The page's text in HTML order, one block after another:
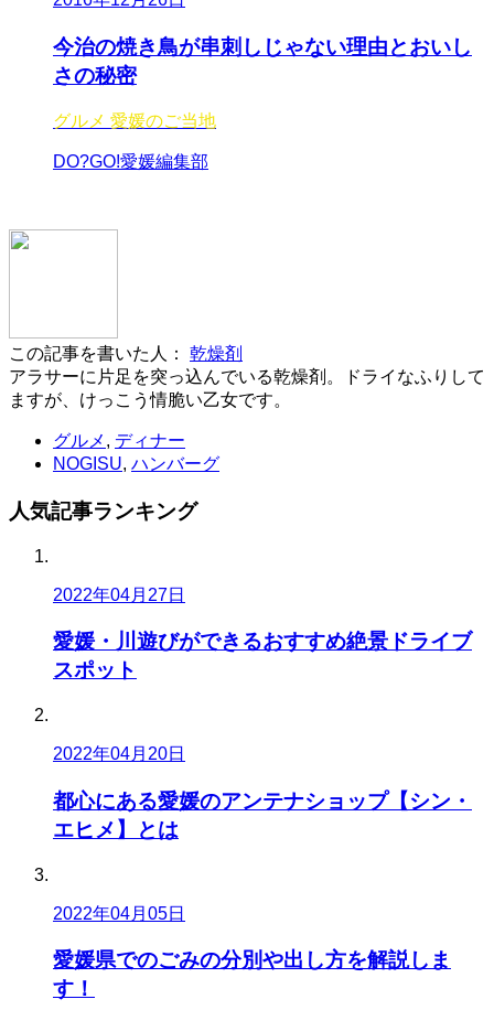
今治の焼き鳥が串刺しじゃない理由とおいし
さの秘密
グルメ 愛媛のご当地
DO?GO!愛媛編集部
この記事を書いた人：
乾燥剤
アラサーに片足を突っ込んでいる乾燥剤。ドライなふりして
ますが、けっこう情脆い乙女です。
グルメ , ディナー
NOGISU, ハンバーグ
人気記事ランキング
2022年04月27日
愛媛・川遊びができるおすすめ絶景ドライブ
スポット
2022年04月20日
都心にある愛媛のアンテナショップ【シン・
エヒメ】とは
2022年04月05日
愛媛県でのごみの分別や出し方を解説しま
す！